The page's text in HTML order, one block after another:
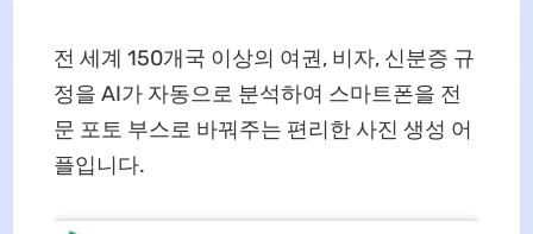
전 세계 150개국 이상의 여권, 비자, 신분증 규
정을 AI가 자동으로 분석하여 스마트폰을 전
문 포토 부스로 바꿔주는 편리한 사진 생성 어
플입니다.